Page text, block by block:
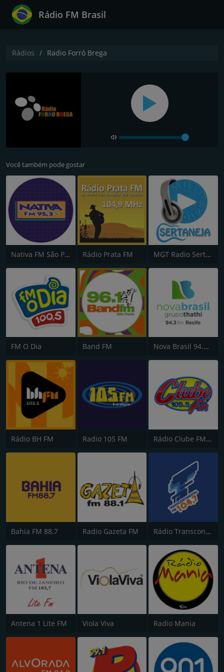
Rádio FM Brasil
Rádios Radio Forró Brega
Você também pode gostar
Nativa FM São Paulo Rádio Prata FM MGT Radio Sertaneja
FM O Dia Band FM Nova Brasil 94.3 FM
Rádio BH FM Radio 105 FM Rádio Clube FM - Brasília 105.5
Bahia FM 88.7 Radio Gazeta FM Rádio Transcontinental FM
Antena 1 Lite FM Viola Viva Radio Mania